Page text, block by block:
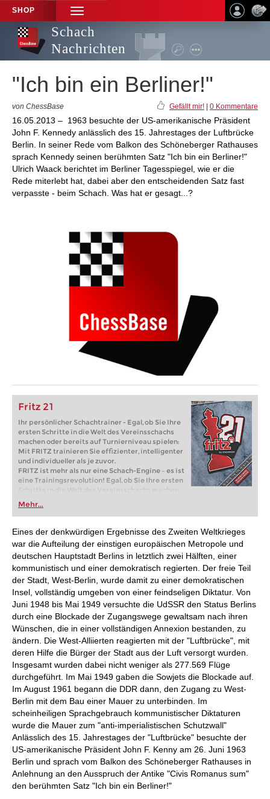
SHOP
TOGGLE
NAVIGATION
Schach
Nachrichten
"Ich bin ein Berliner!"
von ChessBase Gefällt mir! 0 Kommentare
16.05.2013 – 1963 besuchte der US-amerikanische Präsident
John F. Kennedy anlässlich des 15. Jahrestages der Luftbrücke
Berlin. In seiner Rede vom Balkon des Schöneberger Rathauses
sprach Kennedy seinen berühmten Satz "Ich bin ein Berliner!"
Ulrich Waack berichtet im Berliner Tagesspiegel, wie er die
Rede miterlebt hat, dabei aber den entscheidenden Satz fast
verpasste - beim Schach. Was hat er gesagt...?
Fritz 21
Ihr persönlicher Schachtrainer - Egal, ob Sie Ihre
ersten Schritte in die Welt des Vereinsschachs
machen oder bereits auf Turnierniveau spielen:
Mit FRITZ trainieren Sie effizienter, intelligenter
und individueller als je zuvor.
FRITZ ist mehr als nur eine Schach-Engine – es ist
eine Trainingsrevolution! Egal, ob Sie Ihre ersten
Schritte in die Welt des Vereinsschachs machen
oder bereits auf Turnierniveau spielen: Mit
FRITZ trainieren Sie effizienter, intelligenter und
individueller als je zuvor.
Mehr...
Eines der denkwürdigen Ergebnisse des Zweiten Weltkrieges
war die Aufteilung der einstigen europäischen Metropole und
deutschen Hauptstadt Berlins in letztlich zwei Hälften, einer
kommunistisch und einer demokratisch regierten. Der freie Teil
der Stadt, West-Berlin, wurde damit zu einer demokratischen
Insel, vollständig umgeben von einer feindseligen Diktatur. Von
Juni 1948 bis Mai 1949 versuchte die UdSSR den Status Berlins
durch eine Blockade der Zugangswege gewaltsam nach ihren
Wünschen, die in einer vollständigen Annexion bestanden, zu
ändern. Die West-Alliierten reagierten mit der "Luftbrücke", mit
deren Hilfe die Bürger der Stadt aus der Luft versorgt wurden.
Insgesamt wurden dabei nicht weniger als 277.569 Flüge
durchgeführt. Im Mai 1949 gaben die Sowjets die Blockade auf.
Im August 1961 begann die DDR dann, den Zugang zu West-
Berlin mit dem Bau einer Mauer zu unterbinden. Im
scheinheiligen Sprachgebrauch kommunistischer Diktaturen
wurde die Mauer zum "anti-imperialistischen Schutzwall"
Anlässlich des 15. Jahrestages der "Luftbrücke" besuchte der
US-amerikanische Präsident John F. Kenny am 26. Juni 1963
Berlin und sprach vom Balkon des Schöneberger Rathauses in
Anlehnung an den Ausspruch der Antike "Civis Romanus sum"
den berühmten Satz "Ich bin ein Berliner!"